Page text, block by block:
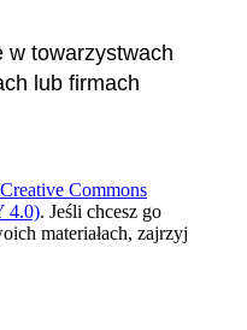
w towarzystwach
lub firmach
Creative Commons
4.0). Jeśli chcesz go
materiałach, zajrzyj